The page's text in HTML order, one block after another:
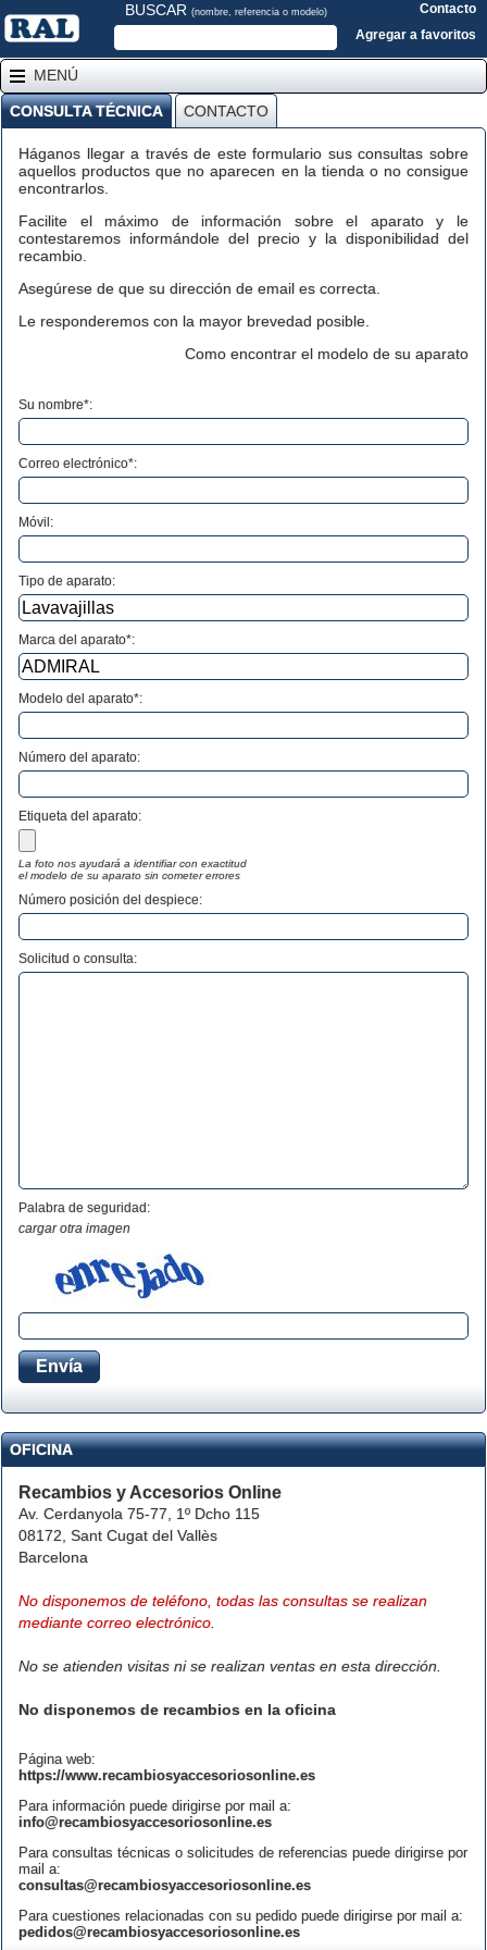
BUSCAR (nombre, referencia o modelo)
Contacto
Agregar a favoritos
MENÚ
CONSULTA TÉCNICA CONTACTO
Háganos llegar a través de este formulario sus consultas sobre
aquellos productos que no aparecen en la tienda o no consigue
encontrarlos.
Facilite el máximo de información sobre el aparato y le
contestaremos informándole del precio y la disponibilidad del
recambio.
Asegúrese de que su dirección de email es correcta.
Le responderemos con la mayor brevedad posible.
Como encontrar el modelo de su aparato
Su nombre*:
Correo electrónico*:
Móvil:
Tipo de aparato:
Marca del aparato*:
Modelo del aparato*:
Número del aparato:
Etiqueta del aparato:
La foto nos ayudará a identifiar con exactitud
el modelo de su aparato sin cometer errores
Número posición del despiece:
Solicitud o consulta:
Palabra de seguridad:
cargar otra imagen
OFICINA
Recambios y Accesorios Online
Av. Cerdanyola 75-77, 1º Dcho 115
08172, Sant Cugat del Vallès
Barcelona
No disponemos de teléfono, todas las consultas se realizan
mediante correo electrónico.
No se atienden visitas ni se realizan ventas en esta dirección.
No disponemos de recambios en la oficina
Página web:
https://www.recambiosyaccesoriosonline.es
Para información puede dirigirse por mail a:
info@recambiosyaccesoriosonline.es
Para consultas técnicas o solicitudes de referencias puede dirigirse por
mail a:
consultas@recambiosyaccesoriosonline.es
Para cuestiones relacionadas con su pedido puede dirigirse por mail a:
pedidos@recambiosyaccesoriosonline.es